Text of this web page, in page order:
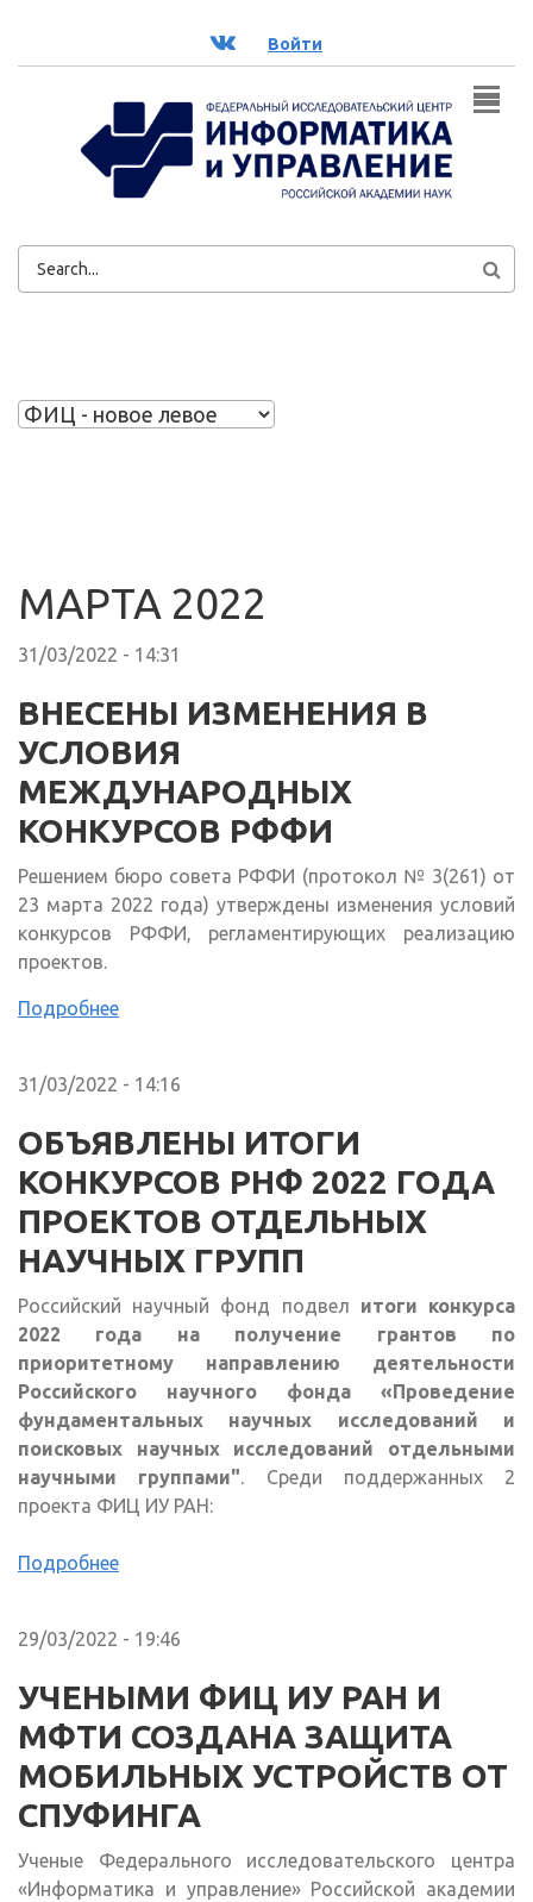
ВК Войти
ФОРМА
МАРТА 2022
31/03/2022 - 14:31
ВНЕСЕНЫ ИЗМЕНЕНИЯ В
УСЛОВИЯ
МЕЖДУНАРОДНЫХ
КОНКУРСОВ РФФИ
Решением бюро совета РФФИ (протокол № 3(261) от
23 марта 2022 года) утверждены изменения условий
конкурсов РФФИ, регламентирующих реализацию
проектов.
Подробнее
31/03/2022 - 14:16
ОБЪЯВЛЕНЫ ИТОГИ
КОНКУРСОВ РНФ 2022 ГОДА
ПРОЕКТОВ ОТДЕЛЬНЫХ
НАУЧНЫХ ГРУПП
Российский научный фонд подвел итоги конкурса
2022 года на получение грантов по
приоритетному направлению деятельности
Российского научного фонда «Проведение
фундаментальных научных исследований и
поисковых научных исследований отдельными
научными группами". Среди поддержанных 2
проекта ФИЦ ИУ РАН:
Подробнее
29/03/2022 - 19:46
УЧЕНЫМИ ФИЦ ИУ РАН И
МФТИ СОЗДАНА ЗАЩИТА
МОБИЛЬНЫХ УСТРОЙСТВ ОТ
СПУФИНГА
Ученые Федерального исследовательского центра
«Информатика и управление» Российской академии